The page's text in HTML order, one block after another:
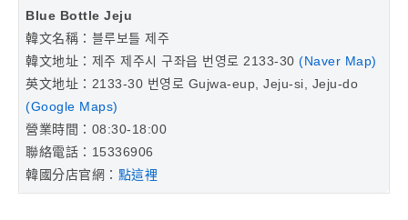
Blue Bottle Jeju
韓文名稱：블루보틀 제주
韓文地址：제주 제주시 구좌읍 번영로 2133-30 (Naver Map)
英文地址：2133-30 번영로 Gujwa-eup, Jeju-si, Jeju-do
(Google Maps)
營業時間：08:30-18:00
聯絡電話：15336906
韓國分店官網： 點這裡